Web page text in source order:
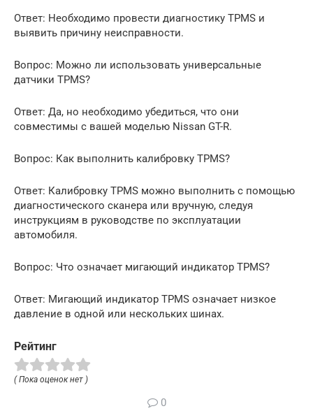
Ответ: Необходимо провести диагностику TPMS и
выявить причину неисправности.
Вопрос: Можно ли использовать универсальные
датчики TPMS?
Ответ: Да, но необходимо убедиться, что они
совместимы с вашей моделью Nissan GT-R.
Вопрос: Как выполнить калибровку TPMS?
Ответ: Калибровку TPMS можно выполнить с помощью
диагностического сканера или вручную, следуя
инструкциям в руководстве по эксплуатации
автомобиля.
Вопрос: Что означает мигающий индикатор TPMS?
Ответ: Мигающий индикатор TPMS означает низкое
давление в одной или нескольких шинах.
Рейтинг
( Пока оценок нет )
0